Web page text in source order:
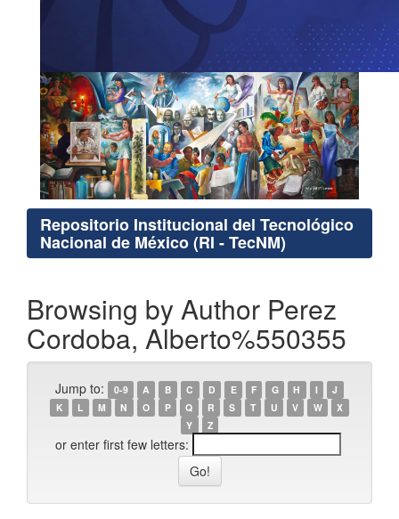
Repositorio Institucional del Tecnológico
Nacional de México (RI - TecNM)
Browsing by Author Perez
Cordoba, Alberto%550355
Jump to: 0-9 A B C D E F G H I
J
K
L M N O P Q R S T U V W
X
Y
Z
or enter first few letters: